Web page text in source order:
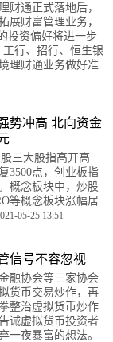
财通正式落地后，
展财富管理业务，
投资偏好将进一步
行、招行、恒生银
理财通业务做好准
势冲高 北向资金
三大股指高开高
3500点，创业板指
概念板块中，炒股
等概念板块涨幅居
05-25 13:51
信号不容忽视
融协会等三家协会
货币交易炒作，再
整治虚拟货币炒作
诫虚拟货币投资者
一夜暴富的想法。